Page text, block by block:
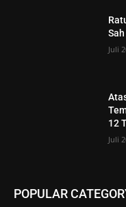
Juli
12
Juli
POPULAR